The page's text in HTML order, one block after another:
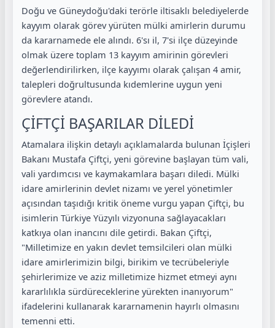
Doğu ve Güneydoğu'daki terörle iltisaklı belediyelerde
kayyım olarak görev yürüten mülki amirlerin durumu
da kararnamede ele alındı. 6'sı il, 7'si ilçe düzeyinde
olmak üzere toplam 13 kayyım amirinin görevleri
değerlendirilirken, ilçe kayyımı olarak çalışan 4 amir,
talepleri doğrultusunda kıdemlerine uygun yeni
görevlere atandı.
ÇİFTÇİ BAŞARILAR DİLEDİ
Atamalara ilişkin detaylı açıklamalarda bulunan İçişleri
Bakanı Mustafa Çiftçi, yeni görevine başlayan tüm vali,
vali yardımcısı ve kaymakamlara başarı diledi. Mülki
idare amirlerinin devlet nizamı ve yerel yönetimler
açısından taşıdığı kritik öneme vurgu yapan Çiftçi, bu
isimlerin Türkiye Yüzyılı vizyonuna sağlayacakları
katkıya olan inancını dile getirdi. Bakan Çiftçi,
"Milletimize en yakın devlet temsilcileri olan mülki
idare amirlerimizin bilgi, birikim ve tecrübeleriyle
şehirlerimize ve aziz milletimize hizmet etmeyi aynı
kararlılıkla sürdüreceklerine yürekten inanıyorum"
ifadelerini kullanarak kararnamenin hayırlı olmasını
temenni etti.